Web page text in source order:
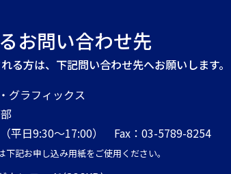
お問い合わせ先
る方は、下記問い合わせ先へお願いします。
グラフィックス
平日9:30～17:00） Fax：03-5789-8254
記お申し込み用紙をご使用ください。